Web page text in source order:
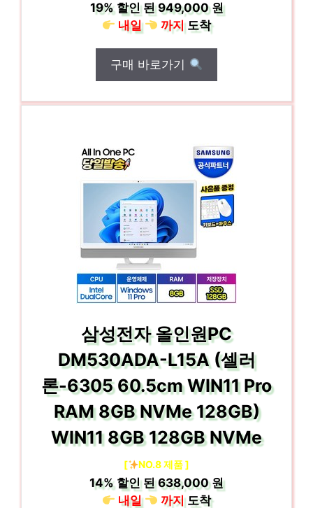
19%할인 된949,000 원
내일
까지도착
구매 바로가기
삼성전자 올인원PC
DM530ADA-L15A (셀러
론-6305 60.5cm WIN11 Pro
RAM 8GB NVMe 128GB)
WIN11 8GB 128GB NVMe
[ NO.8 제품 ]
14%할인 된638,000 원
내일
까지도착